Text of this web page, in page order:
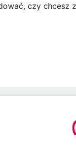
czy